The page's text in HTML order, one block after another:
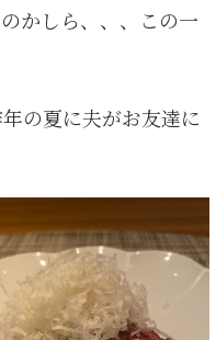
かしら、、、この一
の夏に夫がお友達に